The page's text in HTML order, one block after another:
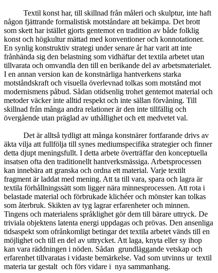
Textil konst har, till skillnad från måleri och skulptur, inte haft
någon fjättrande formalistisk motståndare att bekämpa. Det brott
som skett har istället gjorts gentemot en tradition av både folklig
konst och högkultur mättad med konventioner och konnotationer.
En synlig konstruktiv strategi under senare år har varit att inte
frånhända sig den belastning som vidhäftar det textila arbetet utan
tillvarata och omvandla den till en berikande del av arbetsmaterialet.
I en annan version kan de konstnärliga hantverkens starka
motståndskraft och visuella överlevnad tolkas som motstånd mot
modernismens påbud. Sådan otidsenlig trohet gentemot material och
metoder väcker inte alltid respekt och inte sällan förvåning. Till
skillnad från många andra relationer är den inte tillfällig och
övergående utan präglad av uthållighet och ett medvetet val.
Det är alltså tydligt att många konstnärer fortfarande drivs av
äkta vilja att fullfölja till synes mediumspecifika strategier och finner
detta djupt meningsfullt. I detta arbete överträffar den konceptuella
insatsen ofta den traditionellt hantverksmässiga. Arbetsprocessen
kan innebära att granska och ordna ett material. Varje textilt
fragment är laddat med mening. Att ta till vara, spara och lagra är
textila förhållningssätt som ligger nära minnesprocessen. Att rota i
belastade material och förbrukade klichéer och mönster kan tolkas
som återbruk. Skikten av tyg lagrar erfarenheter och minnen.
Tingens och materialens språklighet gör dem till bärare uttryck. De
triviala objektens latenta energi uppdagas och prövas. Den ansenliga
tidsaspekt som ofrånkomligt betingar det textila arbetet vänds till en
möjlighet och till en del av uttrycket. Att laga, knyta eller sy ihop
kan vara räddningen i nöden. Sådan grundläggande vetskap och
erfarenhet tillvaratas i vidaste bemärkelse. Vad som utvinns ur textil
materia tar gestalt och förs vidare i nya sammanhang.